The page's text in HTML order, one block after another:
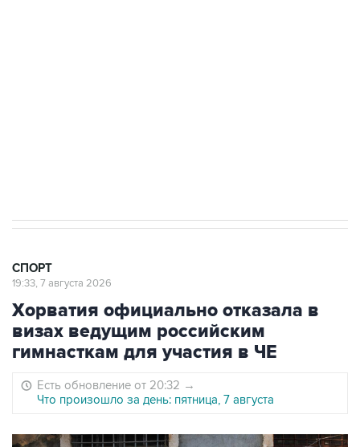
СПОРТ
19:33, 7 августа 2026
Хорватия официально отказала в
визах ведущим российским
гимнасткам для участия в ЧЕ
Есть обновление от 20:32 →
Что произошло за день: пятница, 7 августа